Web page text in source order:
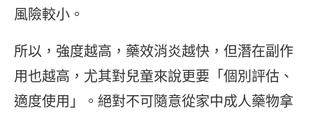
風險較小。
所以，強度越高，藥效消炎越快，但潛在副作
用也越高，尤其對兒童來說更要「個別評估、
適度使用」。絕對不可隨意從家中成人藥物拿